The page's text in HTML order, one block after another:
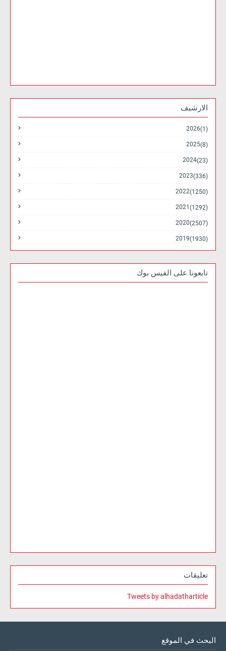
الارشيف
2026 (1)
2025 (8)
2024 (23)
2023 (336)
2022 (1250)
2021 (1292)
2020 (2507)
2019 (1930)
تابعونا على الفيس بوك
تعليقات
Tweets by alhadatharticle
البحث في الموقع